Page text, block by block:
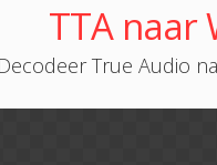
TTA naar
Decodeer True Audio